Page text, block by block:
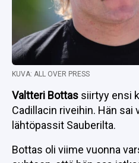
KUVA: ALL OVER PRESS
Valtteri Bottas siirtyy ensi
Cadillacin riveihin. Hän
lähtöpassit Sauberilta.
Bottas oli viime vuonna